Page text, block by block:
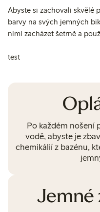
Abyste si zachovali skvělé
barvy na svých jemných
nimi zacházet šetrně a
⁠test
Po každém nošení
vodě, abyste je
chemikálií z bazénu,
Jemné